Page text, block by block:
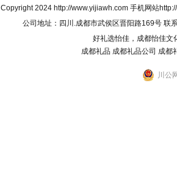
Copyright 2024 http://www.yijiawh.com 手机网站
公司地址：四川.成都市武侯区晋阳路169号
好礼选怡佳，成都怡佳文
成都礼品 成都礼品公司 成都
川公